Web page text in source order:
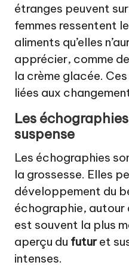
étranges peuvent
femmes ressentent
aliments qu’elles
apprécier, comme
la crème glacée.
liées aux
Les
suspense
Les échographies
la grossesse. Elles
développement du
échographie, autour
est souvent la plus
aperçu du futuret
intenses.